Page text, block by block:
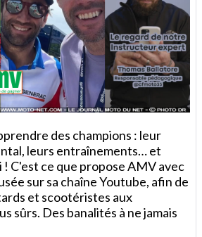
des champions : leur
leurs entraînements… et
! C'est ce que propose AMV avec
sur sa chaîne Youtube, afin de
et scootéristes aux
sûrs. Des banalités à ne jamais